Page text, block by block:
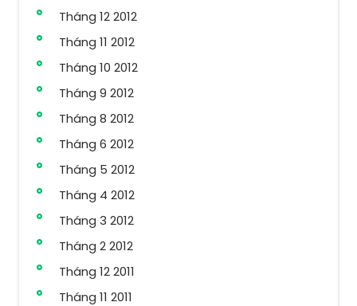
Tháng 12 2012
Tháng 11 2012
Tháng 10 2012
Tháng 9 2012
Tháng 8 2012
Tháng 6 2012
Tháng 5 2012
Tháng 4 2012
Tháng 3 2012
Tháng 2 2012
Tháng 12 2011
Tháng 11 2011